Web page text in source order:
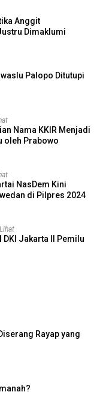
Anggit
Dimaklumi
Palopo Ditutupi
Nama KKIR Menjadi
oleh Prabowo
NasDem Kini
di Pilpres 2024
DKI Jakarta II Pemilu
Rayap yang